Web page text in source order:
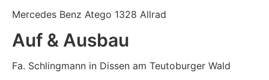
Mercedes Benz Atego 1328 Allrad
Auf & Ausbau
Fa. Schlingmann in Dissen am Teutoburger Wald